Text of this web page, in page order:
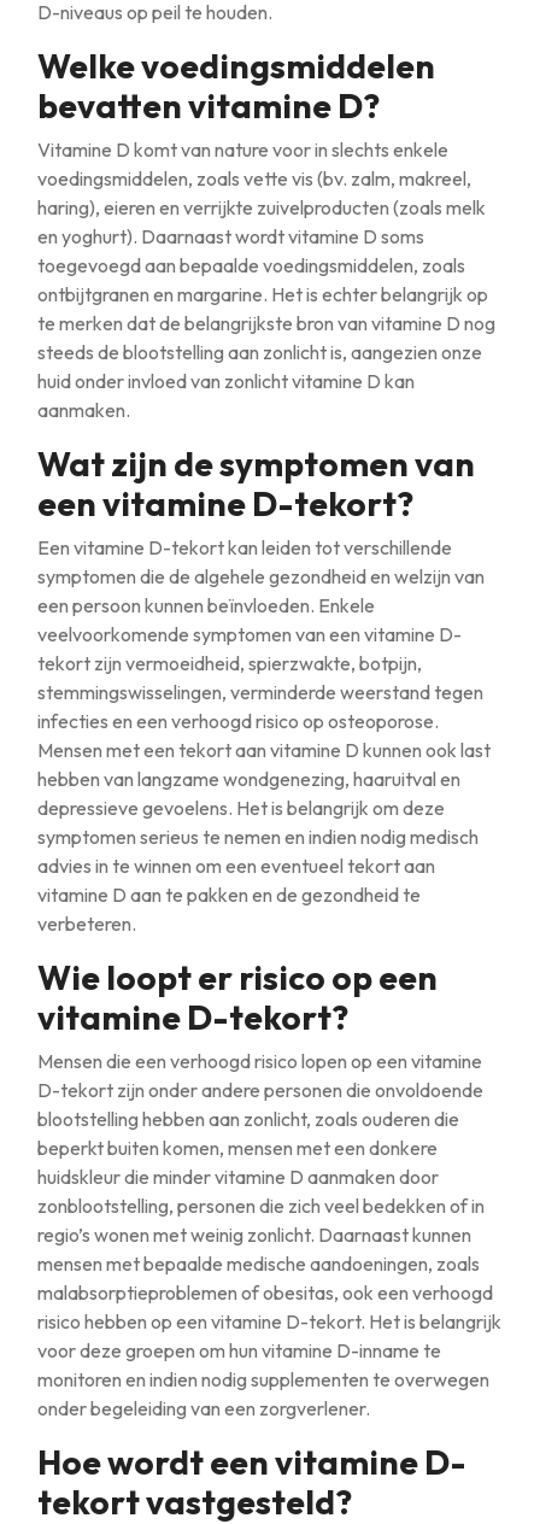
D-niveaus op peil te houden.
Welke voedingsmiddelen
bevatten vitamine D?
Vitamine D komt van nature voor in slechts enkele
voedingsmiddelen, zoals vette vis (bv. zalm, makreel,
haring), eieren en verrijkte zuivelproducten (zoals melk
en yoghurt). Daarnaast wordt vitamine D soms
toegevoegd aan bepaalde voedingsmiddelen, zoals
ontbijtgranen en margarine. Het is echter belangrijk op
te merken dat de belangrijkste bron van vitamine D nog
steeds de blootstelling aan zonlicht is, aangezien onze
huid onder invloed van zonlicht vitamine D kan
aanmaken.
Wat zijn de symptomen van
een vitamine D-tekort?
Een vitamine D-tekort kan leiden tot verschillende
symptomen die de algehele gezondheid en welzijn van
een persoon kunnen beïnvloeden. Enkele
veelvoorkomende symptomen van een vitamine D-
tekort zijn vermoeidheid, spierzwakte, botpijn,
stemmingswisselingen, verminderde weerstand tegen
infecties en een verhoogd risico op osteoporose.
Mensen met een tekort aan vitamine D kunnen ook last
hebben van langzame wondgenezing, haaruitval en
depressieve gevoelens. Het is belangrijk om deze
symptomen serieus te nemen en indien nodig medisch
advies in te winnen om een eventueel tekort aan
vitamine D aan te pakken en de gezondheid te
verbeteren.
Wie loopt er risico op een
vitamine D-tekort?
Mensen die een verhoogd risico lopen op een vitamine
D-tekort zijn onder andere personen die onvoldoende
blootstelling hebben aan zonlicht, zoals ouderen die
beperkt buiten komen, mensen met een donkere
huidskleur die minder vitamine D aanmaken door
zonblootstelling, personen die zich veel bedekken of in
regio’s wonen met weinig zonlicht. Daarnaast kunnen
mensen met bepaalde medische aandoeningen, zoals
malabsorptieproblemen of obesitas, ook een verhoogd
risico hebben op een vitamine D-tekort. Het is belangrijk
voor deze groepen om hun vitamine D-inname te
monitoren en indien nodig supplementen te overwegen
onder begeleiding van een zorgverlener.
Hoe wordt een vitamine D-
tekort vastgesteld?